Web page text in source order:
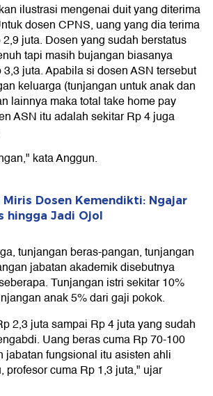
ilustrasi mengenai duit yang diterima
dosen CPNS, uang yang dia terima
juta. Dosen yang sudah berstatus
tapi masih bujangan biasanya
juta. Apabila si dosen ASN tersebut
keluarga (tunjangan untuk anak dan
lainnya maka total take home pay
ASN itu adalah sekitar Rp 4 juga
kata Anggun.
Miris Dosen Kemendikti: Ngajar
hingga Jadi Ojol
tunjangan beras-pangan, tunjangan
jabatan akademik disebutnya
Tunjangan istri sekitar 10%
anak 5% dari gaji pokok.
2,3 juta sampai Rp 4 juta yang sudah
Uang beras cuma Rp 70-100
jabatan fungsional itu asisten ahli
profesor cuma Rp 1,3 juta," ujar